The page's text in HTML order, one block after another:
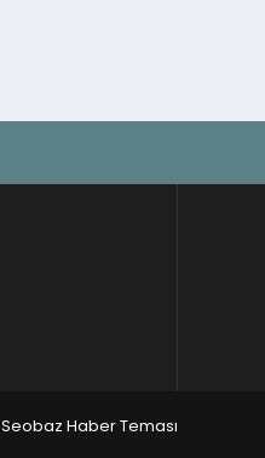
Seobaz Haber Teması